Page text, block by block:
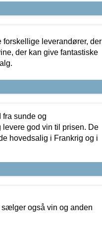
leverandører, der
der kan give fantastiske
fra sunde og
god vin til prisen. De
hovedsalig i Frankrig og i
sælger også vin og anden